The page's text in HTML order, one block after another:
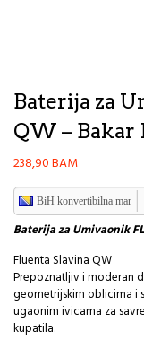
Baterija za
QW – Bakar
238,90BAM
BiH konvertibilna marka
Baterija za Umivaonik
Fluenta Slavina QW
Prepoznatljiv i moderan
geometrijskim oblicima i
ugaonim ivicama za
kupatila.